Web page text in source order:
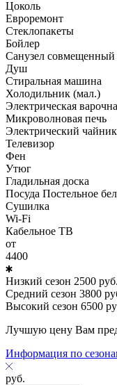
Цоколь
Евроремонт
Стеклопакеты
Бойлер
Санузел совмещенный
Душ
Стиральная машина
Холодильник (мал.)
Электрическая
Микроволновая печь
Электрический чайник
Телевизор
Фен
Утюг
Гладильная доска
Посуда Постельное
Сушилка
Wi-Fi
Кабельное ТВ
от
4400
Низкий сезон 2500 руб.
Средний сезон 3800
Высокий сезон 6500
Лучшую цену Вам
Информация по
руб.